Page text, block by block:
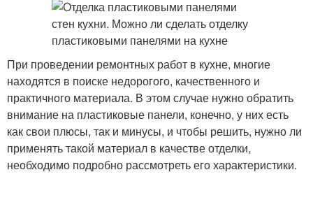
При проведении ремонтных работ в кухне, многие
находятся в поиске недорогого, качественного и
практичного материала. В этом случае нужно обратить
внимание на пластиковые панели, конечно, у них есть
как свои плюсы, так и минусы, и чтобы решить, нужно ли
применять такой материал в качестве отделки,
необходимо подробно рассмотреть его характеристики.